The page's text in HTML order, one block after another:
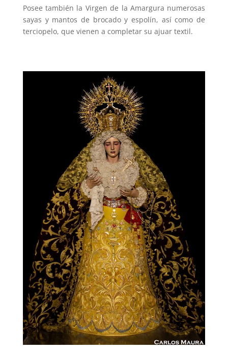
Posee también la Virgen de la Amargura numerosas
sayas y mantos de brocado y espolín, así como de
terciopelo, que vienen a completar su ajuar textil.